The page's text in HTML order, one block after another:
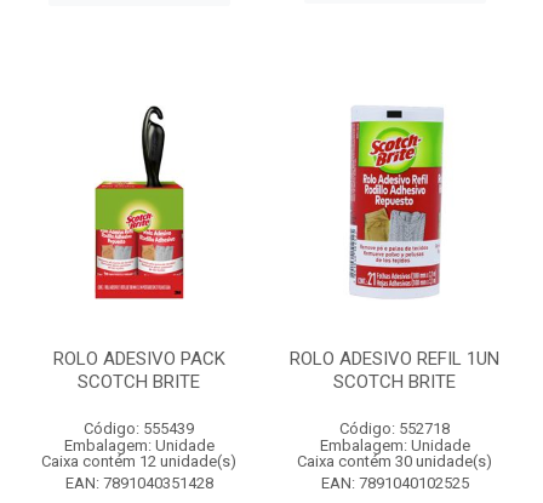
ROLO ADESIVO PACK
SCOTCH BRITE
Código: 555439
Embalagem: Unidade
Caixa contém 12 unidade(s)
EAN: 7891040351428
ROLO ADESIVO REFIL 1UN
SCOTCH BRITE
Código: 552718
Embalagem: Unidade
Caixa contém 30 unidade(s)
EAN: 7891040102525